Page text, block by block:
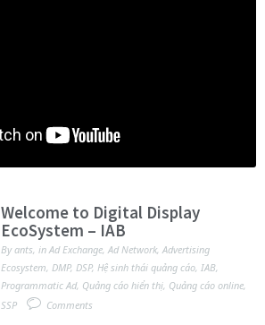
Welcome to Digital Display
EcoSystem – IAB
Byants, inAd Exchange,Ad Network,Advertising
Ecosystem, DMP, DSP, Hệ sinh thái quảng cáo, IAB,
Programmatic Ad, Quảng cáo hiển thị, Quảng cáo online,
SSP
Comments